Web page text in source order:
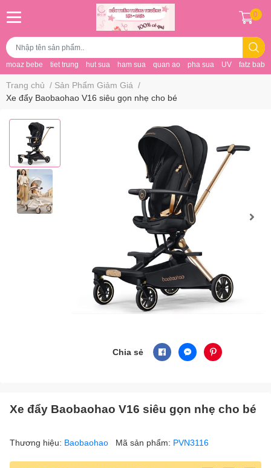
moaz bebe tiet trung hut sua ham sua quan ao pha sua UV fatz baby
0
Trang chủ / Sản Phẩm Giảm Giá /
Xe đẩy Baobaohao V16 siêu gọn nhẹ cho bé
Chia sẻ
Xe đẩy Baobaohao V16 siêu gọn nhẹ cho bé
Thương hiệu: Baobaohao Mã sản phẩm: PVN3116